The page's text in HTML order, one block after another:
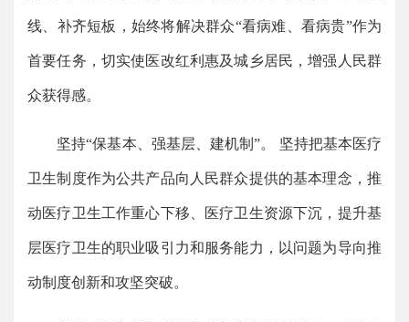
线、补齐短板，始终将解决群众“看病难、看病贵”作为
首要任务，切实使医改红利惠及城乡居民，增强人民群
众获得感。
坚持“保基本、强基层、建机制”。 坚持把基本医疗
卫生制度作为公共产品向人民群众提供的基本理念，推
动医疗卫生工作重心下移、医疗卫生资源下沉，提升基
层医疗卫生的职业吸引力和服务能力，以问题为导向推
动制度创新和攻坚突破。